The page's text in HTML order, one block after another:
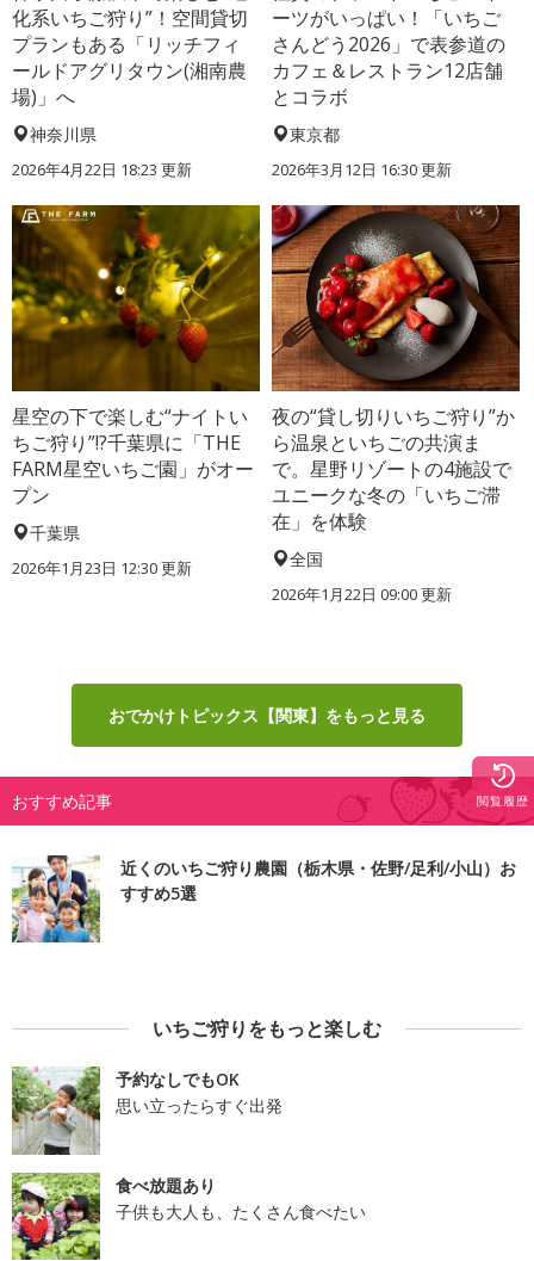
化系いちご狩り”！空間貸切
プランもある「リッチフィ
ールドアグリタウン(湘南農
場)」へ
神奈川県
2026年4月22日 18:23 更新
ーツがいっぱい！「いちご
さんどう2026」で表参道の
カフェ＆レストラン12店舗
とコラボ
東京都
2026年3月12日 16:30 更新
星空の下で楽しむ“ナイトい
ちご狩り”!?千葉県に「THE
FARM星空いちご園」がオー
プン
千葉県
2026年1月23日 12:30 更新
夜の“貸し切りいちご狩り”か
ら温泉といちごの共演ま
で。星野リゾートの4施設で
ユニークな冬の「いちご滞
在」を体験
全国
2026年1月22日 09:00 更新
おでかけトピックス【関東】をもっと見る
おすすめ記事
近くのいちご狩り農園（栃木県・佐野/足利/小山）お
すすめ5選
いちご狩りをもっと楽しむ
予約なしでもOK
思い立ったらすぐ出発
食べ放題あり
子供も大人も、たくさん食べたい
閲覧履歴